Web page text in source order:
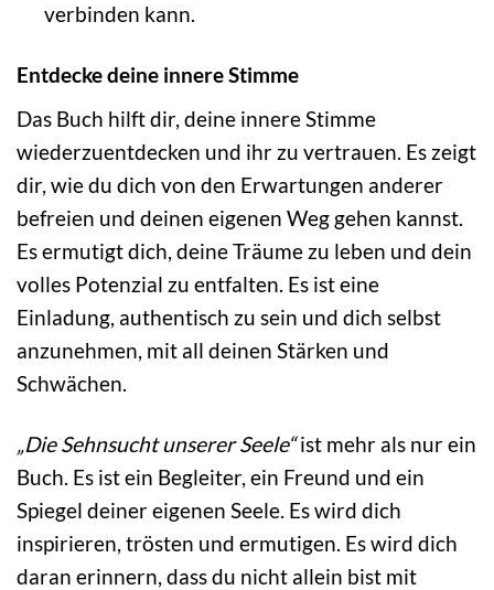
verbinden kann.
Entdecke deine innere Stimme
Das Buch hilft dir, deine innere Stimme
wiederzuentdecken und ihr zu vertrauen. Es zeigt
dir, wie du dich von den Erwartungen anderer
befreien und deinen eigenen Weg gehen kannst.
Es ermutigt dich, deine Träume zu leben und dein
volles Potenzial zu entfalten. Es ist eine
Einladung, authentisch zu sein und dich selbst
anzunehmen, mit all deinen Stärken und
Schwächen.
„Die Sehnsucht unserer Seele“ist mehr als nur ein
Buch. Es ist ein Begleiter, ein Freund und ein
Spiegel deiner eigenen Seele. Es wird dich
inspirieren, trösten und ermutigen. Es wird dich
daran erinnern, dass du nicht allein bist mit